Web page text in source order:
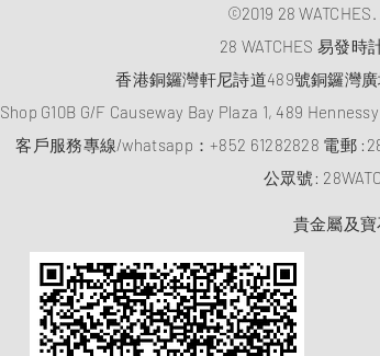
©2019 28
28 WATCHES 易發時
香港銅鑼灣軒尼詩道489號銅鑼灣廣
Shop G10B G/F Causeway Bay Plaza 1, 489
客戶服務專線/whatsapp：+852 61282828 電郵 :
公眾號:
貴金屬及